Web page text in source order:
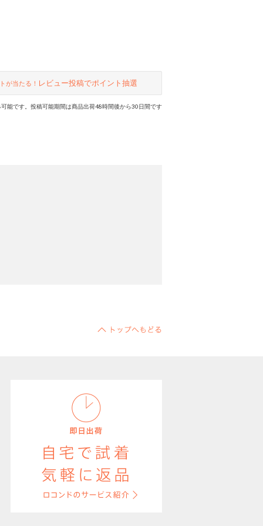
が当たる！ レビュー投稿でポイント抽選
能です。投稿可能期間は商品出荷48時間後から30日間です